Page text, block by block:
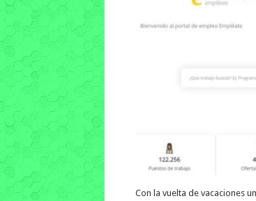
Con la vuelta de vacaciones